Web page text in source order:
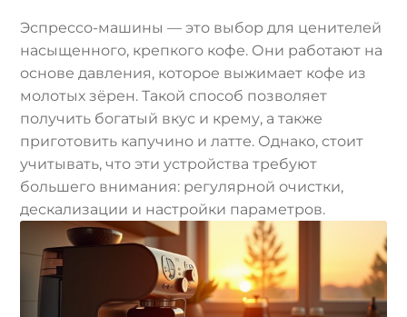
Эспрессо-машины — это выбор для ценителей
насыщенного, крепкого кофе. Они работают на
основе давления, которое выжимает кофе из
молотых зёрен. Такой способ позволяет
получить богатый вкус и крему, а также
приготовить капучино и латте. Однако, стоит
учитывать, что эти устройства требуют
большего внимания: регулярной очистки,
дескализации и настройки параметров.